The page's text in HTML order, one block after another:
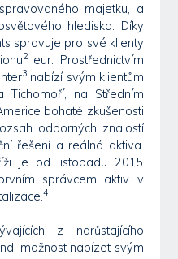
majetku, a
hlediska. Díky
spravuje pro své klienty
2eur. Prostřednictvím
3 nabízí svým klientům
na Středním
bohaté zkušenosti
odborných znalostí
řešení a reálná aktiva.
je od listopadu 2015
správcem aktiv v
4
z narůstajícího
možnost nabízet svým